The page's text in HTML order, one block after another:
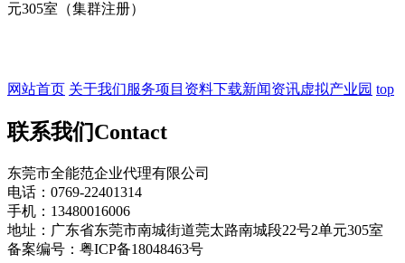
元305室（集群注册）
网站首页 关于我们服务项目 资料下载新闻资讯虚拟产业园 top
联系我们Contact
东莞市全能范企业代理有限公司
电话：0769-22401314
手机：13480016006
地址：广东省东莞市南城街道莞太路南城段22号2单元305室
备案编号：粤ICP备18048463号